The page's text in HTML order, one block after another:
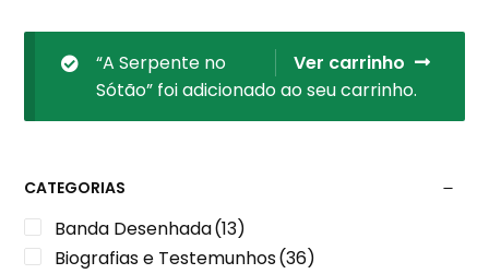
Ver carrinho
“A Serpente no
Sótão” foi adicionado ao seu carrinho.
CATEGORIAS
Banda Desenhada(13)
Biografias e Testemunhos(36)